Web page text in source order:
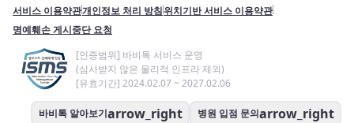
서비스 이용약관개인정보 처리 방침위치기반 서비스 이용약관
명예훼손 게시중단 요청
[인증범위] 바비톡 서비스 운영
(심사받지 않은 물리적 인프라 제외)
[유효기간] 2024.02.07 ~ 2027.02.06
바비톡 알아보기arrow_right 병원 입점 문의arrow_right